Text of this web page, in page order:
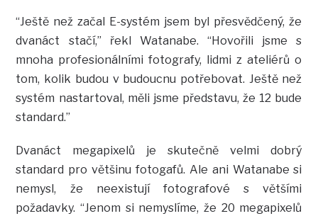
“Ještě než začal E-systém jsem byl přesvědčený, že
dvanáct stačí,” řekl Watanabe. “Hovořili jsme s
mnoha profesionálními fotografy, lidmi z ateliérů o
tom, kolik budou v budoucnu potřebovat. Ještě než
systém nastartoval, měli jsme představu, že 12 bude
standard.”
Dvanáct megapixelů je skutečně velmi dobrý
standard pro většinu fotogafů. Ale ani Watanabe si
nemysl, že neexistují fotografové s většími
požadavky. “Jenom si nemyslíme, že 20 megapixelů